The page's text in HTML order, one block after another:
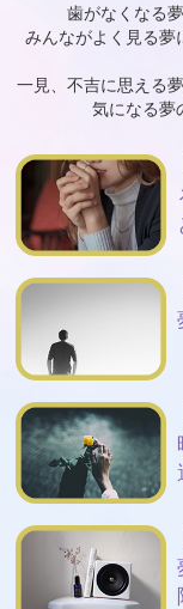
歯がなくなる
みんながよく見る夢
一見、不吉に思える
気になる夢